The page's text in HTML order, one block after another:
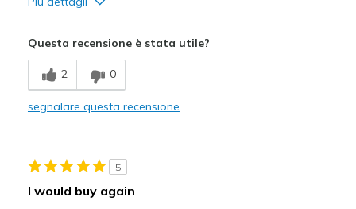
Attractive Design
Breathe Well
Comfortable
Stylish
Questa recensione è stata utile?
2 0
segnalare questa recensione
5
I would buy again